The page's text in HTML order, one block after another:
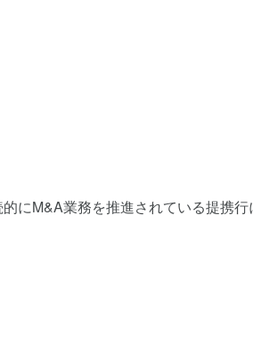
にM&A業務を推進されている提携行